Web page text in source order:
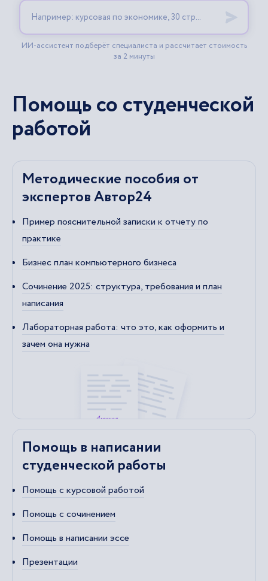
Помощь со студенческой
работой
Методические пособия от
экспертов Автор24
Пример пояснительной записки к отчету по
практике
Бизнес план компьютерного бизнеса
Сочинение 2025: структура, требования и план
написания
Лабораторная работа: что это, как оформить и
зачем она нужна
Помощь в написании
студенческой работы
Помощь с курсовой работой
Помощь с сочинением
Помощь в написании эссе
Презентации